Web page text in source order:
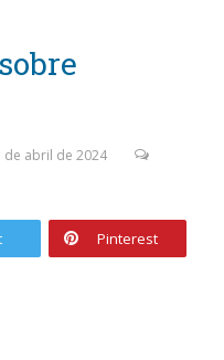
de abril de 2024
Pinterest